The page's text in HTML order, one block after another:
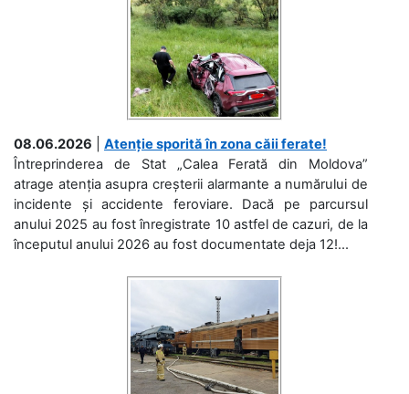
08.06.2026
Atenție sporită în zona căii ferate!
Întreprinderea de Stat „Calea Ferată din Moldova”
atrage atenția asupra creșterii alarmante a numărului de
incidente și accidente feroviare. Dacă pe parcursul
anului 2025 au fost înregistrate 10 astfel de cazuri, de la
începutul anului 2026 au fost documentate deja 12!...